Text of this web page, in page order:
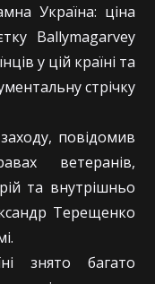
Україна: ціна
Ballymagarvey
у цій країні та
стрічку
повідомив
ветеранів,
та внутрішньо
Терещенко
знято багато